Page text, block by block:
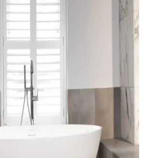
ve malzeme seçenekleriyle iç mekânlara
Kullanım alanlarına uygun bakım
Örtüsü Seçenekleri ve Ev
Uyumu
halı örtüleri, şıklık ve fonksiyonelliği bir
ve renk tonlarıyla mekânlara ferah ve
Halı ve Kilim Seçimi: Trendler,
Tavsiyeler
estetik ve fonksiyonel
yaşam alanlarınızı şık ve kullanışlı kılar.
önerilerle evinizi yenileyin.